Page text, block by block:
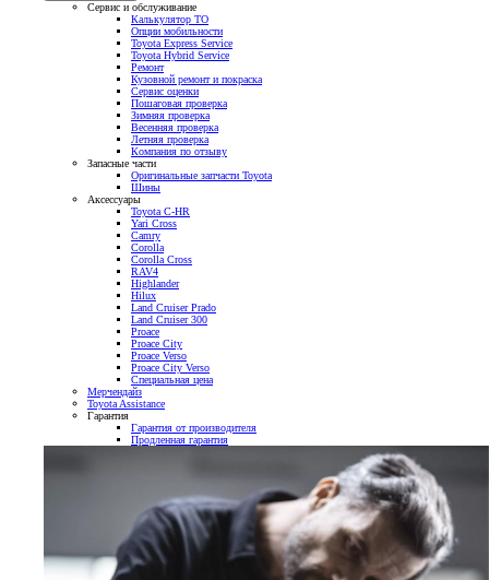
Сервис и обслуживание
Калькулятор ТО
Опции мобильности
Toyota Express Service
Toyota Hybrid Service
Ремонт
Кузовной ремонт и покраска
Сервис оценки
Пошаговая проверка
Зимняя проверка
Весенняя проверка
Летняя проверка
Компания по отзыву
Запасные части
Оригинальные запчасти Toyota
Шины
Аксессуары
Toyota C-HR
Yari Cross
Camry
Corolla
Corolla Cross
RAV4
Highlander
Hilux
Land Cruiser Prado
Land Cruiser 300
Proace
Proace City
Proace Verso
Proace City Verso
Специальная цена
Мерчендайз
Toyota Assistance
Гарантия
Гарантия от производителя
Продленная гарантия